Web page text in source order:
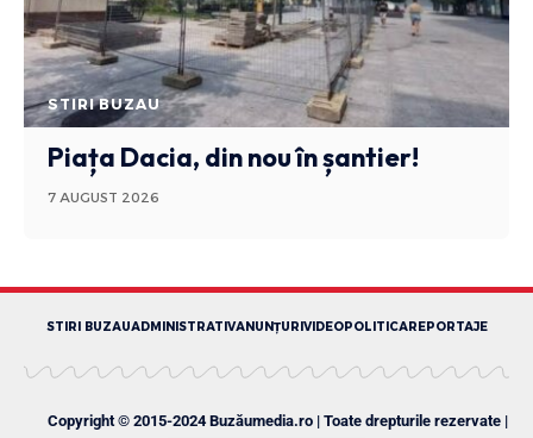
STIRI BUZAU
Piața Dacia, din nou în șantier!
7 AUGUST 2026
STIRI BUZAUADMINISTRATIVANUNȚURIVIDEOPOLITICAREPORTAJE
Copyright © 2015-2024 Buzăumedia.ro | Toate drepturile rezervate |